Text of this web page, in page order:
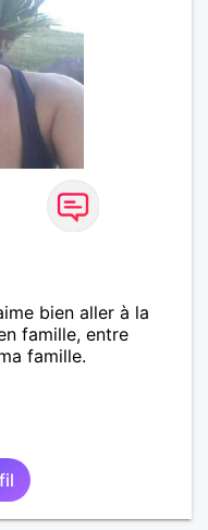
bien aller à la
famille, entre
famille.